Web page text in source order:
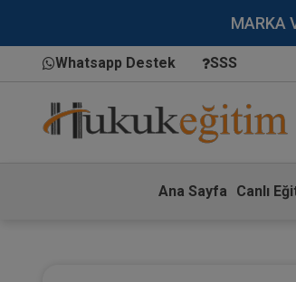
MARKA
Whatsapp Destek SSS
Ana Sayfa Canlı